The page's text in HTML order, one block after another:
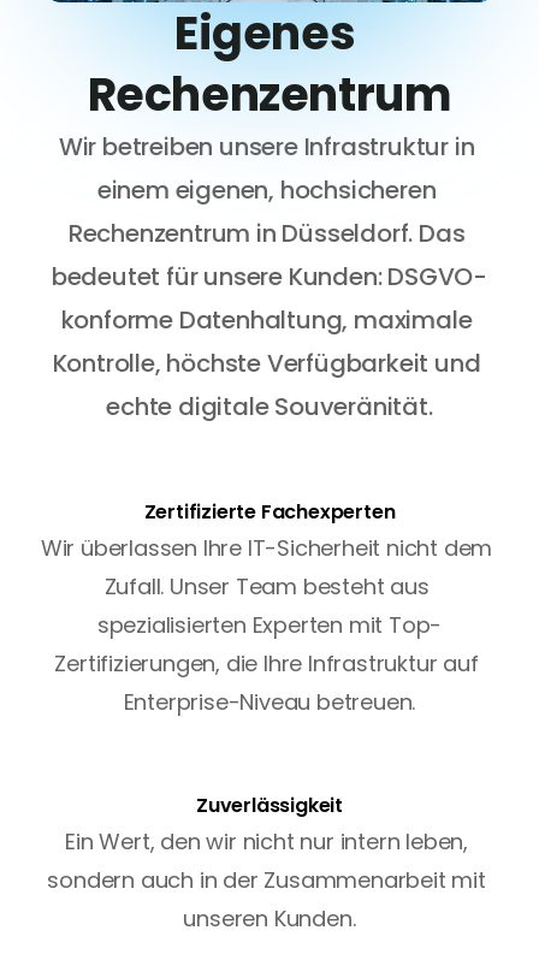
Eigenes
Rechenzentrum
Wir betreiben unsere Infrastruktur in
einem eigenen, hochsicheren
Rechenzentrum in Düsseldorf. Das
bedeutet für unsere Kunden: DSGVO-
konforme Datenhaltung, maximale
Kontrolle, höchste Verfügbarkeit und
echte digitale Souveränität.
Zertifizierte Fachexperten
Wir überlassen Ihre IT-Sicherheit nicht dem
Zufall. Unser Team besteht aus
spezialisierten Experten mit Top-
Zertifizierungen, die Ihre Infrastruktur auf
Enterprise-Niveau betreuen.
Zuverlässigkeit
Ein Wert, den wir nicht nur intern leben,
sondern auch in der Zusammenarbeit mit
unseren Kunden.